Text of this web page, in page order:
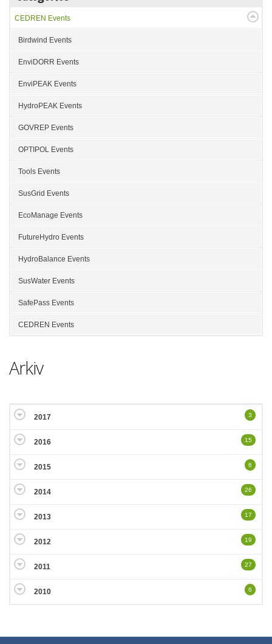
CEDREN Events
Birdwind Events
EnviDORR Events
EnviPEAK Events
HydroPEAK Events
GOVREP Events
OPTIPOL Events
Tools Events
SusGrid Events
EcoManage Events
FutureHydro Events
HydroBalance Events
SusWater Events
SafePass Events
CEDREN Events
Arkiv
2017 3
2016 15
2015 6
2014 26
2013 17
2012 19
2011 27
2010 6